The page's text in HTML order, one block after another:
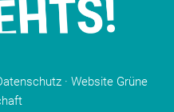
· Website Grüne